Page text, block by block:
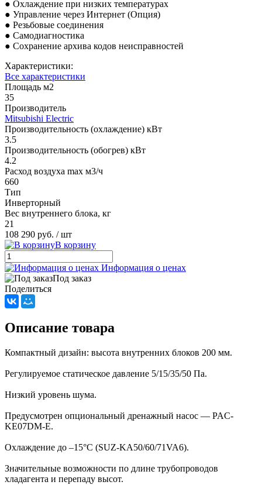
● Охлаждение при низких температурах
● Управление через Интернет (Опция)
● Резьбовые соединения
● Самодиагностика
● Сохранение архива кодов неисправностей
Характеристики:
Все характеристики
Площадь м2
35
Производитель
Mitsubishi Electric
Производительность (охлаждение) кВт
3.5
Производительность (обогрев) кВт
4.2
Расход воздуха max м3/ч
660
Тип
Инверторный
Вес внутреннего блока, кг
21
108 290 руб. / шт
В корзину
Информация о ценах
Под заказ
Поделиться
Описание товара
Компактный дизайн: высота внутренних блоков 200 мм.
Регулируемое статическое давление 5/15/35/50 Па.
Низкий уровень шума.
Предусмотрен опциональный дренажный насос — PAC-
KE07DM-E.
Охлаждение до –15°С (SUZ-KA50/60/71VA6).
Значительные возможности по длине трубопроводов
хладагента и перепаду высот.